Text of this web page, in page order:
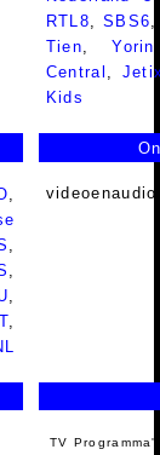
RTL8,SBS6
Tien,Yorin
Central ,
Kids
TV